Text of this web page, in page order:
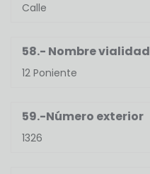
Calle
58.- Nombre vialidad
12 Poniente
59.-Número exterior
1326